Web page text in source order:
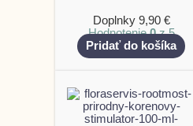
Doplnky 9,90 €
Hodnotenie0z 5
Pridať do košíka